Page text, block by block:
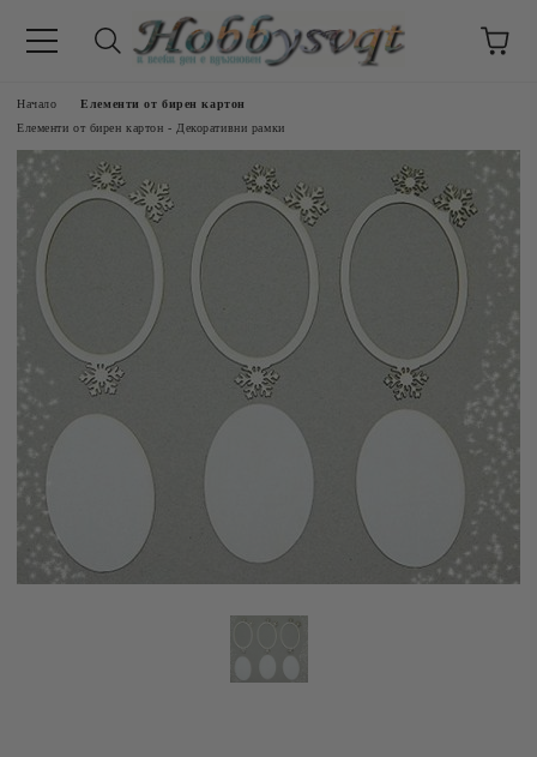
Начало
Елементи от бирен картон
Елементи от бирен картон - Декоративни рамки